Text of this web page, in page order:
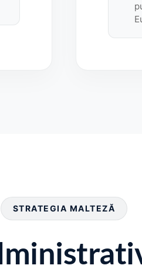
STRATEGIA MALTEZĂ